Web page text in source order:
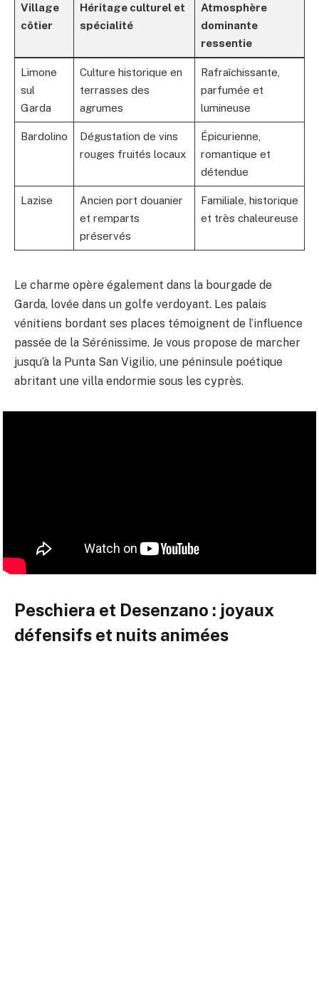
Village
côtier
Héritage culturel et
spécialité
Atmosphère
dominante
ressentie
Limone
sul
Garda
Culture historique en
terrasses des
agrumes
Rafraîchissante,
parfumée et
lumineuse
Bardolino
Dégustation de vins
rouges fruités locaux
Épicurienne,
romantique et
détendue
Lazise
Ancien port douanier
et remparts
préservés
Familiale, historique
et très chaleureuse
Le charme opère également dans la bourgade de
Garda, lovée dans un golfe verdoyant. Les palais
vénitiens bordant ses places témoignent de l’influence
passée de la Sérénissime. Je vous propose de marcher
jusqu’à la Punta San Vigilio, une péninsule poétique
abritant une villa endormie sous les cyprès.
Peschiera et Desenzano : joyaux
défensifs et nuits animées